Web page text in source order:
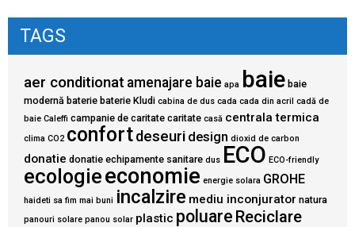
TAGS
aer conditionat amenajare baie apa baie baie
modernă baterie baterie Kludi cabina de dus cada cada din acril cadă de
baie Caleffi campanie de caritate caritate casă centrala termica
clima CO2 confortdeseuri design dioxid de carbon
donatie donatie echipamente sanitare dus ECO ECO-friendly
ecologieeconomie energie solara GROHE
haideti sa fim mai buni incalzire mediu inconjurator natura
panouri solare panou solar plastic poluare Reciclare